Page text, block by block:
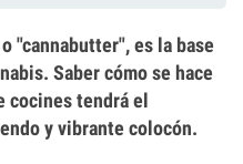
"cannabutter", es la base
Saber cómo se hace
cocines tendrá el
y vibrante colocón.